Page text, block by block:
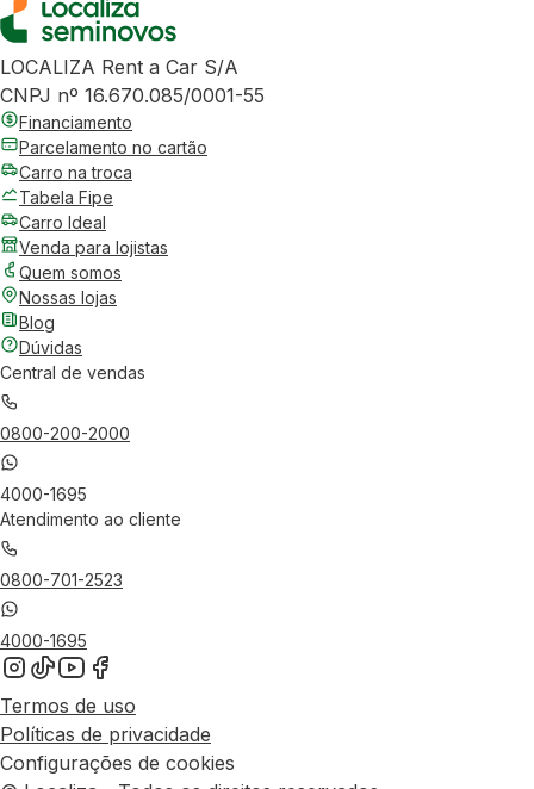
LOCALIZA Rent a Car S/A
CNPJ nº 16.670.085/0001-55
Financiamento
Parcelamento no cartão
Carro na troca
Tabela Fipe
Carro Ideal
Venda para lojistas
Quem somos
Nossas lojas
Blog
Dúvidas
Central de vendas
0800-200-2000
4000-1695
Atendimento ao cliente
0800-701-2523
4000-1695
Termos de uso
Políticas de privacidade
Configurações de cookies